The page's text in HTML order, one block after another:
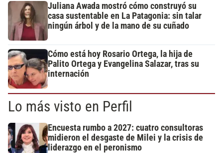
Juliana Awada mostró cómo construyó su
casa sustentable en La Patagonia: sin talar
ningún árbol y de la mano de su cuñado
Cómo está hoy Rosario Ortega, la hija de
Palito Ortega y Evangelina Salazar, tras su
internación
Lo más visto en Perfil
Encuesta rumbo a 2027: cuatro consultoras
midieron el desgaste de Milei y la crisis de
liderazgo en el peronismo